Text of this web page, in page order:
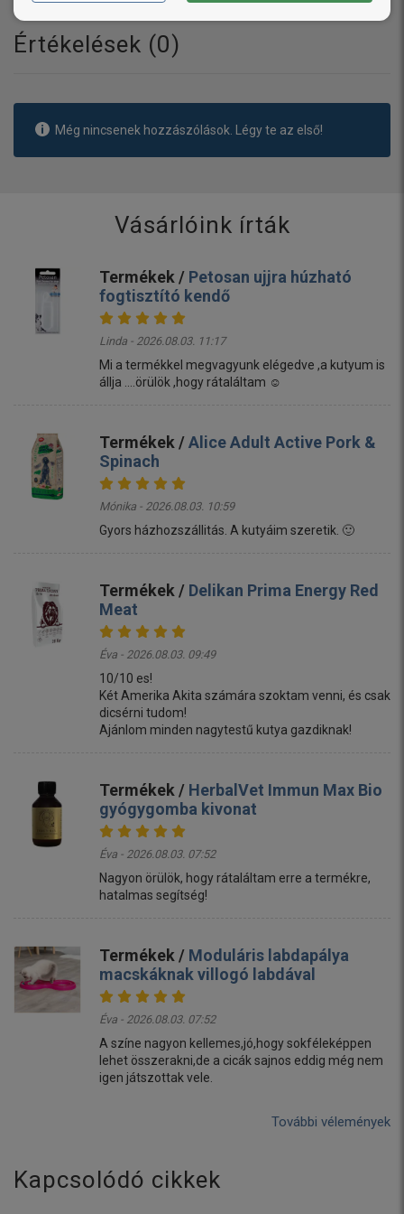
Értékelések (0)
Még nincsenek hozzászólások. Légy te az első!
Vásárlóink írták
Termékek / Petosan ujjra húzható
fogtisztító kendő
Linda - 2026.08.03. 11:17
Mi a termékkel megvagyunk elégedve ,a kutyum is
állja ....örülök ,hogy rátaláltam ☺️
Termékek /Alice Adult Active Pork &
Spinach
Mónika - 2026.08.03. 10:59
Gyors házhozszállitás. A kutyáim szeretik. 🙂
Termékek / Delikan Prima Energy Red
Meat
Éva - 2026.08.03. 09:49
10/10 es!
Két Amerika Akita számára szoktam venni, és csak
dicsérni tudom!
Ajánlom minden nagytestű kutya gazdiknak!
Termékek / HerbalVet Immun Max Bio
gyógygomba kivonat
Éva - 2026.08.03. 07:52
Nagyon örülök, hogy rátaláltam erre a termékre,
hatalmas segítség!
Termékek / Moduláris labdapálya
macskáknak villogó labdával
Éva - 2026.08.03. 07:52
A színe nagyon kellemes,jó,hogy sokféleképpen
lehet összerakni,de a cicák sajnos eddig még nem
igen játszottak vele.
További vélemények
Kapcsolódó cikkek